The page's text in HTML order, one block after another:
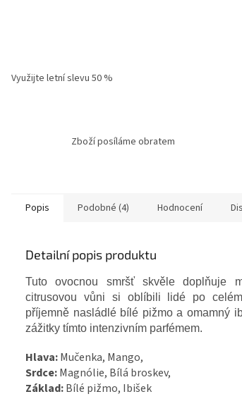
Využijte letní slevu 50 %
Zboží posíláme obratem
Popis Podobné (4) Hodnocení
Detailní popis produktu
Tuto ovocnou smršť skvěle doplňuje
citrusovou vůni si oblíbili lidé po
příjemně nasládlé bílé pižmo a omamný
zážitky tímto intenzivním parfémem.
Hlava:Mučenka, Mango,
Srdce:Magnólie, Bílá broskev,
Základ:Bílé pižmo, Ibišek